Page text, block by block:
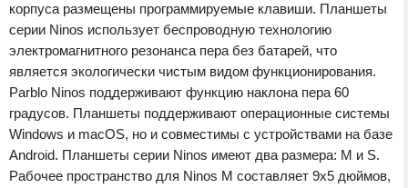
корпуса размещены программируемые клавиши. Планшеты
серии Ninos использует беспроводную технологию
электромагнитного резонанса пера без батарей, что
является экологически чистым видом функционирования.
Parblo Ninos поддерживают функцию наклона пера 60
градусов. Планшеты поддерживают операционные системы
Windows и macOS, но и совместимы с устройствами на базе
Android. Планшеты серии Ninos имеют два размера: M и S.
Рабочее пространство для Ninos M составляет 9х5 дюймов,